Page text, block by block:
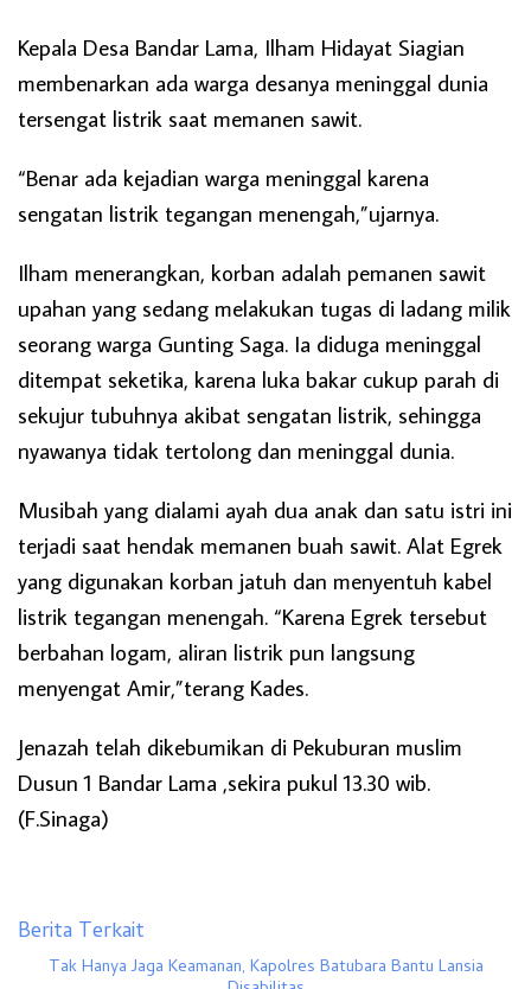
Kepala Desa Bandar Lama, Ilham Hidayat Siagian
membenarkan ada warga desanya meninggal dunia
tersengat listrik saat memanen sawit.
“Benar ada kejadian warga meninggal karena
sengatan listrik tegangan menengah,”ujarnya.
Ilham menerangkan, korban adalah pemanen sawit
upahan yang sedang melakukan tugas di ladang milik
seorang warga Gunting Saga. Ia diduga meninggal
ditempat seketika, karena luka bakar cukup parah di
sekujur tubuhnya akibat sengatan listrik, sehingga
nyawanya tidak tertolong dan meninggal dunia.
Musibah yang dialami ayah dua anak dan satu istri ini
terjadi saat hendak memanen buah sawit. Alat Egrek
yang digunakan korban jatuh dan menyentuh kabel
listrik tegangan menengah. “Karena Egrek tersebut
berbahan logam, aliran listrik pun langsung
menyengat Amir,”terang Kades.
Jenazah telah dikebumikan di Pekuburan muslim
Dusun 1 Bandar Lama ,sekira pukul 13.30 wib.
(F.Sinaga)
Berita Terkait
Tak Hanya Jaga Keamanan, Kapolres Batubara Bantu Lansia